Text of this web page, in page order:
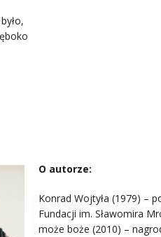
O autorze:
Konrad Wojtyła (1979) –
Fundacji im. Sławomira
może boże (2010) –